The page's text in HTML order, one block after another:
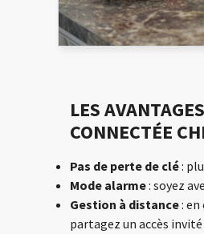
LES
CONNECTÉE
Pas de perte de clé:
Mode alarme: soyez
Gestion à distance:
partagez un accès